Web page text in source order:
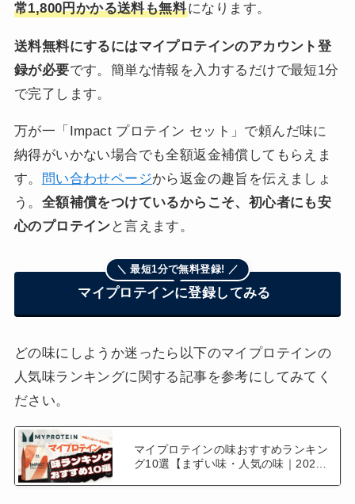
常1,800円かかる送料も無料になります。
送料無料にするにはマイプロテインのアカウント登
録が必要です。簡単な情報を入力するだけで最短1分
で完了します。
万が一「Impact プロテイン セット」で頼んだ味に
納得がいかない場合でも全額返金補償してもらえま
す。
問い合わせページから返金の趣旨を伝えましょ
う。 全額補償をつけているからこそ、初心者にも安
心のプロテイン と言えます。
＼ 最短1分で無料登録! ／
マイプロテインに登録してみる
どの味にしようか迷ったら以下のマイプロテインの
人気味ランキングに関する記事を参考にしてみてく
ださい。
マイプロテインの味おすすめランキン
グ10選【まずい味・人気の味｜2026